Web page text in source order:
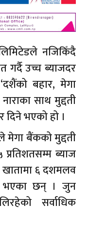
नजिकिँदै
गर्दै उच्च ब्याजदर
बहार, मेगा
साथ मुद्दती
भएको हो ।
मेगा बैंकको मुद्दती
ब्याज
६ दशमलव
भएका छन् । जुन
सर्वाधिक